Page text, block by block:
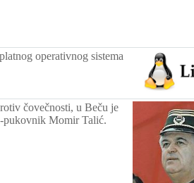
operativnog sistema
čovečnosti, u Beču je
pukovnik Momir Talić.